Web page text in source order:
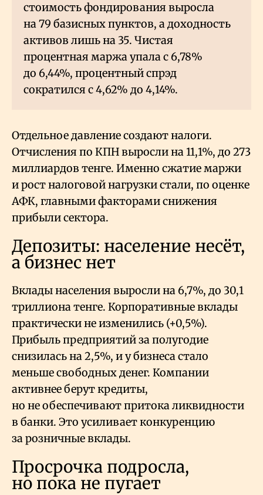
стоимость фондирования выросла
на 79 базисных пунктов, а доходность
активов лишь на 35. Чистая
процентная маржа упала с 6,78%
до 6,44%, процентный спрэд
сократился с 4,62% до 4,14%.
Отдельное давление создают налоги.
Отчисления по КПН выросли на 11,1%, до 273
миллиардов тенге. Именно сжатие маржи
и рост налоговой нагрузки стали, по оценке
АФК, главными факторами снижения
прибыли сектора.
Депозиты: население несёт,
а бизнес нет
Вклады населения выросли на 6,7%, до 30,1
триллиона тенге. Корпоративные вклады
практически не изменились (+0,5%).
Прибыль предприятий за полугодие
снизилась на 2,5%, и у бизнеса стало
меньше свободных денег. Компании
активнее берут кредиты,
но не обеспечивают притока ликвидности
в банки. Это усиливает конкуренцию
за розничные вклады.
Просрочка подросла,
но пока не пугает